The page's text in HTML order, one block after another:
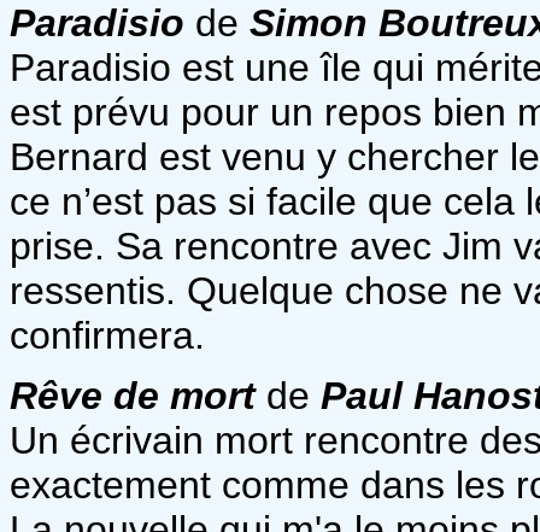
Paradisio de Simon
Paradisio est une île qui
est prévu pour un repos bien
Bernard est venu y chercher
ce n’est pas si facile que cela
prise. Sa rencontre avec Jim
ressentis. Quelque chose ne
confirmera.
Rêve de mortde Paul
Un écrivain mort rencontre
exactement comme dans les